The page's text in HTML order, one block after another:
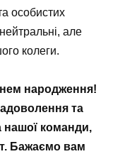
особистих
але
колеги.
народження!
та
нашої команди,
Бажаємо вам